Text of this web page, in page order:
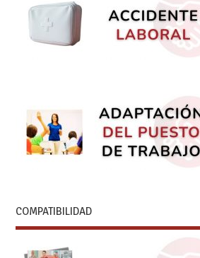
COMPATIBILIDAD